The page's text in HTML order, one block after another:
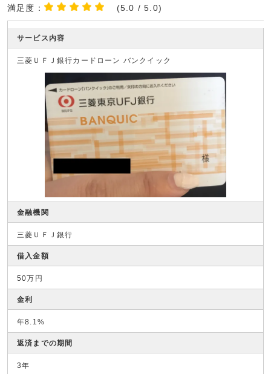
満足度： (5.0 / 5.0)
サービス内容
三菱ＵＦＪ銀行カードローン バンクイック
金融機関
三菱ＵＦＪ銀行
借入金額
50万円
金利
年8.1%
返済までの期間
3年